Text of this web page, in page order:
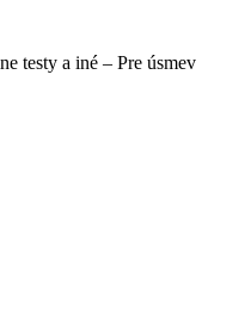
testy a iné – Pre úsmev